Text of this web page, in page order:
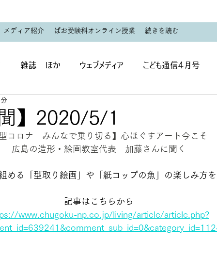
メディア紹介 ぱお受験科オンライン授業 続きを読む
雑誌 ほか ウェブメディア こども通信4月号
中高生
コミルの使い方
】2020/5/1
型コロナ　みんなで乗り切る】心ほぐすアート今こそ
広島の造形・絵画教室代表　加藤さんに聞く
める「型取り絵画」や「紙コップの魚」の楽しみ方
記事はこちらから
www.chugoku-np.co.jp/living/article/article.php?